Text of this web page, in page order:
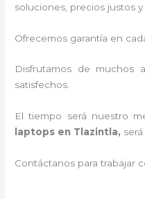
soluciones, precios justos
Ofrecemos garantía en
Disfrutamos de muchos
satisfechos.
El tiempo será nuestro
laptops en Tlazintla,
Contáctanos para trabajar